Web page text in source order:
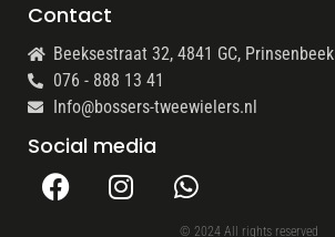
Contact
Beeksestraat 32, 4841 GC, Prinsenbeek
076 - 888 13 41
Info@bossers-tweewielers.nl
Social media
© 2024 All rights reserved